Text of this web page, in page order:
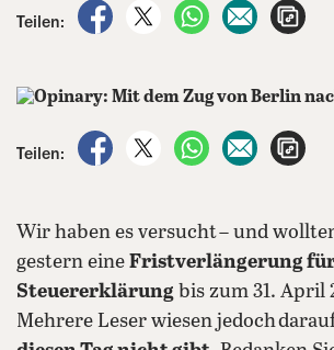
Teilen:
auf Facebook teilen
auf X teilenper WhatsApp
per E-
Teilen:
auf Facebook teilen
auf X teilenper WhatsApp
per E-
Wir haben es versucht – und
gestern eine Fristverlängerung
Steuererklärung bis zum 31. April
Mehrere Leser wiesen jedoch